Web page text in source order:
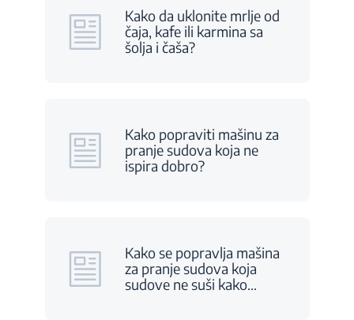
Kako da uklonite mrlje od
čaja, kafe ili karmina sa
šolja i čaša?
Kako popraviti mašinu za
pranje sudova koja ne
ispira dobro?
Kako se popravlja mašina
za pranje sudova koja
sudove ne suši kako…